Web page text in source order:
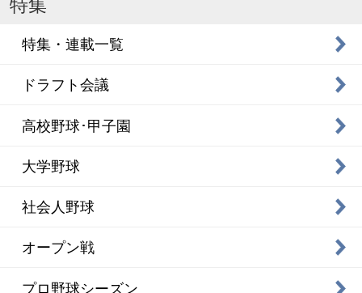
特集
特集・連載一覧
ドラフト会議
高校野球･甲子園
大学野球
社会人野球
オープン戦
プロ野球シーズン